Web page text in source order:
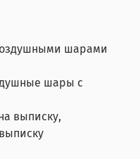
шарами
шары с
выписку,